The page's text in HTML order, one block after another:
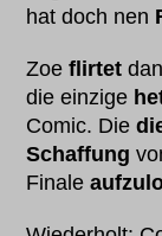
hat doch nen
Zoeflirtet
die einzige
Comic. Die
Schaffung
Finale